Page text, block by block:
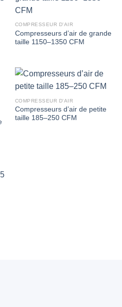
COMPRESSEUR D'AIR
Compresseurs d’air de grande
taille 1150–1350 CFM
COMPRESSEUR D'AIR
Compresseurs d’air de petite
taille 185–250 CFM